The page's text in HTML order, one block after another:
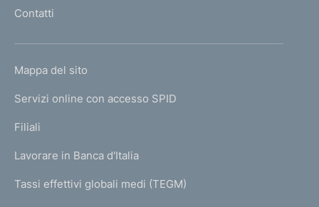
'
m
e
a
g
Contatti
L
N
K
T
I
Mappa del sito
Servizi online con accesso SPID
Filiali
Lavorare in Banca d'Italia
Tassi effettivi globali medi (TEGM)